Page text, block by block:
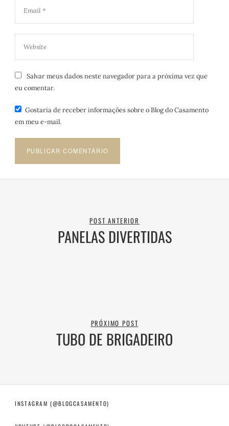
Salvar meus dados neste navegador para a próxima vez que
eu comentar.
Gostaria de receber informações sobre o Blog do Casamento
em meu e-mail.
POST ANTERIOR
PANELAS DIVERTIDAS
PRÓXIMO POST
TUBO DE BRIGADEIRO
INSTAGRAM (@BLOGCASAMENTO)